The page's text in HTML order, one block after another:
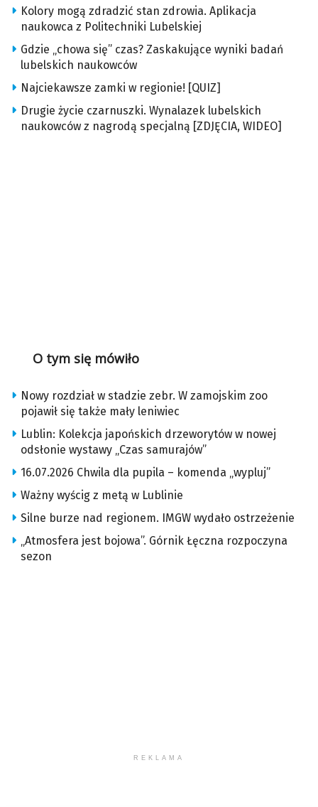
Kolory mogą zdradzić stan zdrowia. Aplikacja
naukowca z Politechniki Lubelskiej
Gdzie „chowa się” czas? Zaskakujące wyniki badań
lubelskich naukowców
Najciekawsze zamki w regionie! [QUIZ]
Drugie życie czarnuszki. Wynalazek lubelskich
naukowców z nagrodą specjalną [ZDJĘCIA, WIDEO]
O tym się mówiło
Nowy rozdział w stadzie zebr. W zamojskim zoo
pojawił się także mały leniwiec
Lublin: Kolekcja japońskich drzeworytów w nowej
odsłonie wystawy „Czas samurajów”
16.07.2026 Chwila dla pupila – komenda „wypluj”
Ważny wyścig z metą w Lublinie
Silne burze nad regionem. IMGW wydało ostrzeżenie
„Atmosfera jest bojowa”. Górnik Łęczna rozpoczyna
sezon
REKLAMA